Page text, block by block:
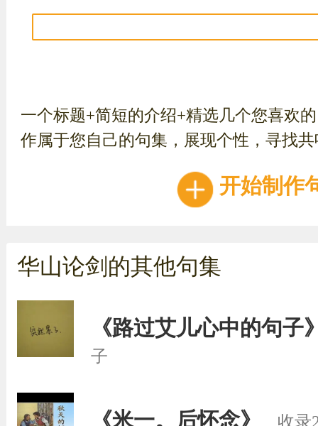
一个标题+简短的介绍+精选几个您喜欢
作属于您自己的句集，展现个性，寻找
开始制作
华山论剑的其他句集
《路过艾儿心中的句子
子
《米一。后怀念》 收录